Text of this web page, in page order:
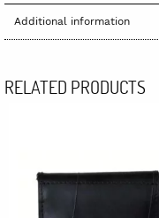
Additional information
RELATED PRODUCTS